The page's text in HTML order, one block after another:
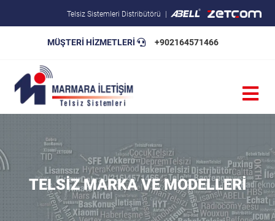
Telsiz Sistemleri Distribütörü
MÜŞTERİ HİZMETLERİ +902164571466
TELSIZ MARKA VE MODELLERI